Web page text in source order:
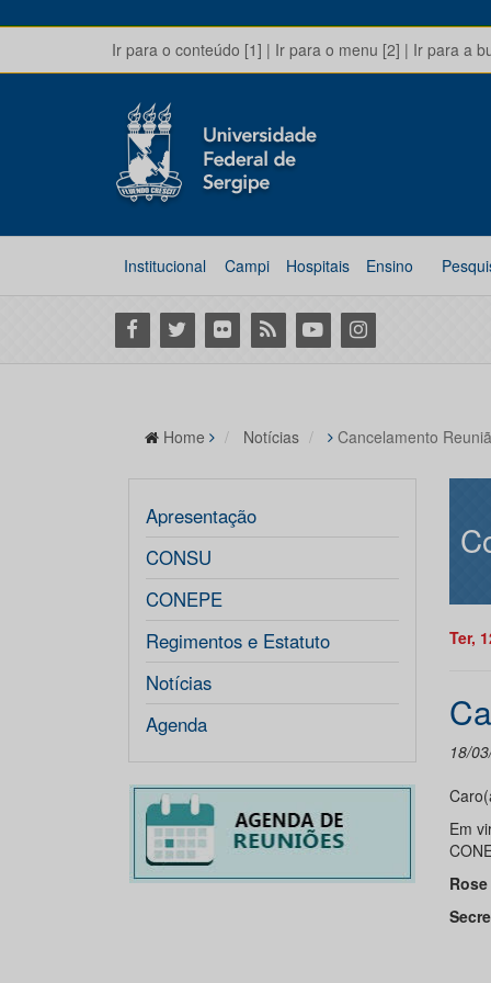
Ir para o conteúdo [1] | Ir para o menu [2] | Ir para a
Institucional Campi Hospitais Ensino
Facebook
Twitter Flickr RSS YoutubeInstagram
Home Notícias Cancelamento
Apresentação
CONSU
CONEPE
Regimentos e Estatuto
Notícias
Agenda
Ter,
18/
Em